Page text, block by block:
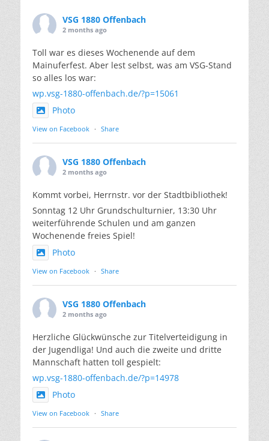
VSG 1880 Offenbach
2 months ago
Toll war es dieses Wochenende auf dem
Mainuferfest. Aber lest selbst, was am VSG-Stand
so alles los war:
wp.vsg-1880-offenbach.de/?p=15061
Photo
View on Facebook · Share
VSG 1880 Offenbach
2 months ago
Kommt vorbei, Herrnstr. vor der Stadtbibliothek!
Sonntag 12 Uhr Grundschulturnier, 13:30 Uhr
weiterführende Schulen und am ganzen
Wochenende freies Spiel!
Photo
View on Facebook · Share
VSG 1880 Offenbach
2 months ago
Herzliche Glückwünsche zur Titelverteidigung in
der Jugendliga! Und auch die zweite und dritte
Mannschaft hatten toll gespielt:
wp.vsg-1880-offenbach.de/?p=14978
Photo
View on Facebook · Share